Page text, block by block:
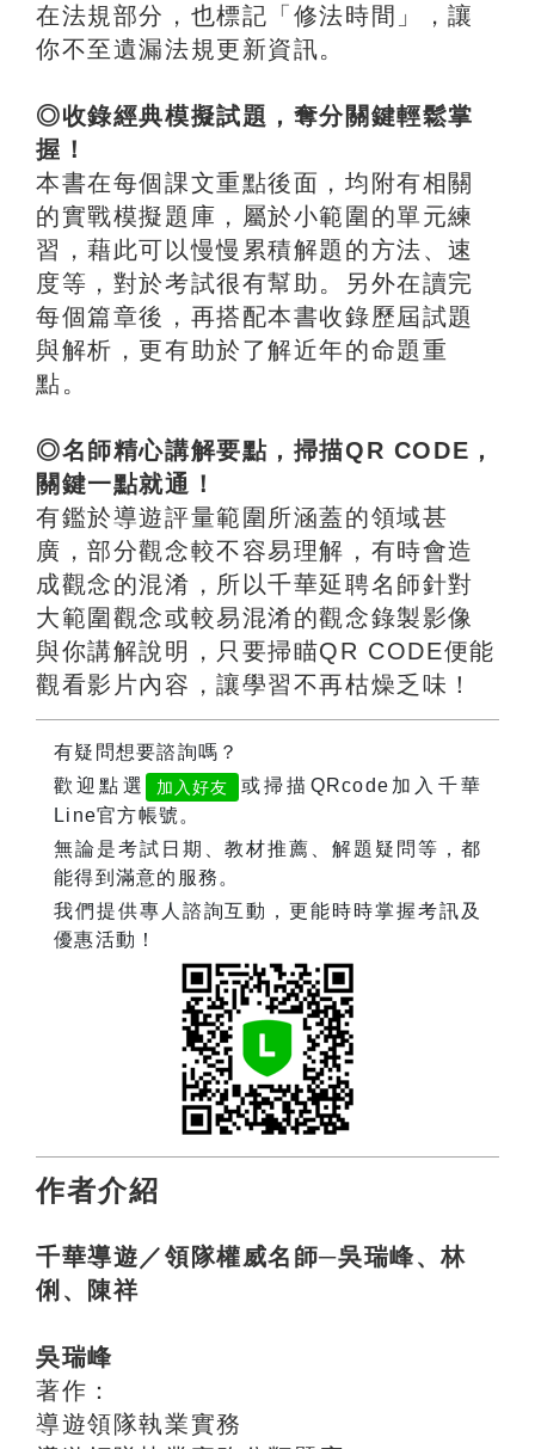
在法規部分，也標記「修法時間」，讓
你不至遺漏法規更新資訊。
◎收錄經典模擬試題，奪分關鍵輕鬆掌
握！
本書在每個課文重點後面，均附有相關
的實戰模擬題庫，屬於小範圍的單元練
習，藉此可以慢慢累積解題的方法、速
度等，對於考試很有幫助。另外在讀完
每個篇章後，再搭配本書收錄歷屆試題
與解析，更有助於了解近年的命題重
點。
◎名師精心講解要點，掃描QR CODE，
關鍵一點就通！
有鑑於導遊評量範圍所涵蓋的領域甚
廣，部分觀念較不容易理解，有時會造
成觀念的混淆，所以千華延聘名師針對
大範圍觀念或較易混淆的觀念錄製影像
與你講解說明，只要掃瞄QR CODE便能
觀看影片內容，讓學習不再枯燥乏味！
有疑問想要諮詢嗎？
歡迎點選
加入好友
或掃描QRcode加入千華
Line官方帳號。
無論是考試日期、教材推薦、解題疑問等，都
能得到滿意的服務。
我們提供專人諮詢互動，更能時時掌握考訊及
優惠活動！
作者介紹
千華導遊／領隊權威名師─吳瑞峰、林
俐、陳祥
吳瑞峰
著作：
導遊領隊執業實務